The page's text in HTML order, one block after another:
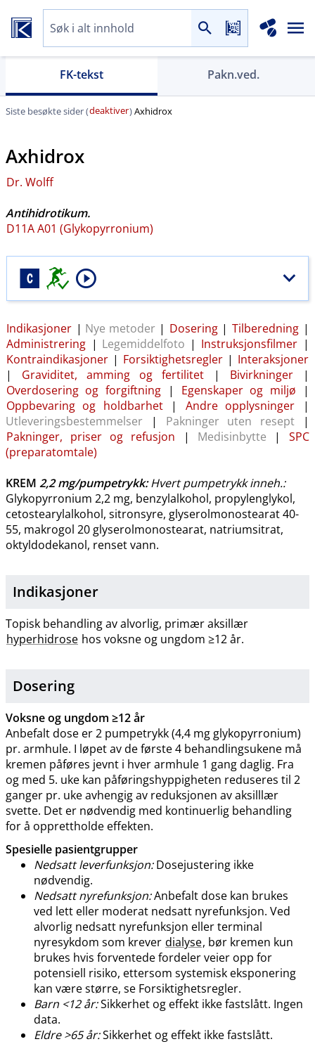
FK-tekst Pakn.ved.
Siste besøkte sider (deaktiver)Axhidrox
Axhidrox
Dr. Wolff
Antihidrotikum.
D11A A01 (Glykopyrronium)
Indikasjoner | Nye metoder | Dosering | Tilberedning |
Administrering | Legemiddelfoto | Instruksjonsfilmer |
Kontraindikasjoner | Forsiktighetsregler | Interaksjoner
| Graviditet, amming og fertilitet | Bivirkninger |
Overdosering og forgiftning | Egenskaper og miljø |
Oppbevaring og holdbarhet | Andre opplysninger |
Utleveringsbestemmelser | Pakninger uten resept |
Pakninger, priser og refusjon | Medisinbytte | SPC
(preparatomtale)
KREM 2,2 mg​/​pumpetrykk:Hvert pumpetrykk inneh.:
Glykopyrronium 2,2 mg, benzylalkohol, propylenglykol,
cetostearylalkohol, sitronsyre, glyserolmonostearat 40-
55, makrogol 20 glyserolmonostearat, natriumsitrat,
oktyldodekanol, renset vann.
Indikasjoner
Topisk behandling av alvorlig, primær aksillær
hyperhidrose hos voksne og ungdom ≥12 år.
Dosering
Voksne og ungdom ≥12 år
Anbefalt dose er 2 pumpetrykk (4,4 mg glykopyrronium)
pr. armhule. I løpet av de første 4 behandlingsukene må
kremen påføres jevnt i hver armhule 1 gang daglig. Fra
og med 5. uke kan påføringshyppigheten reduseres til 2
ganger pr. uke avhengig av reduksjonen av aksilllær
svette. Det er nødvendig med kontinuerlig behandling
for å opprettholde effekten.
Spesielle pasientgrupper
Nedsatt leverfunksjon:Dosejustering ikke
nødvendig.
Nedsatt nyrefunksjon:Anbefalt dose kan brukes
ved lett eller moderat nedsatt nyrefunksjon. Ved
alvorlig nedsatt nyrefunksjon eller terminal
nyresykdom som krever dialyse, bør kremen kun
brukes hvis forventede fordeler veier opp for
potensiell risiko, ettersom systemisk eksponering
kan være større, se Forsiktighetsregler.
Barn <12 år:Sikkerhet og effekt ikke fastslått. Ingen
data.
Eldre >65 år:Sikkerhet og effekt ikke fastslått.